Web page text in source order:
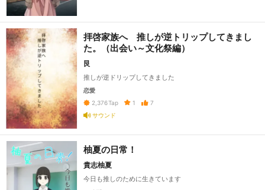
拝啓家族へ 推しが逆トリップしてきまし
た。（出会い～文化祭編）
艮
推しが逆ドリップしてきました
恋愛
2,376Tap 1
7
サウンド
柚夏の日常！
貴志柚夏
今日も推しのために生きています